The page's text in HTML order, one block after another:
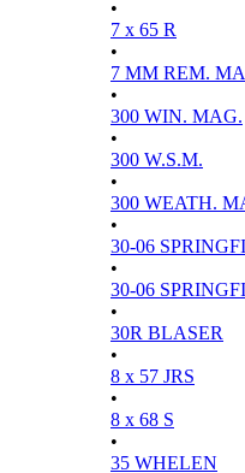
•
7 x 65 R
•
7 MM REM.
•
300 WIN. MAG.
•
300 W.S.M.
•
300 WEATH.
•
30-06
•
30-06
•
30R BLASER
•
8 x 57 JRS
•
8 x 68 S
•
35 WHELEN